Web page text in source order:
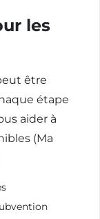
les
être
étape
aider à
(Ma